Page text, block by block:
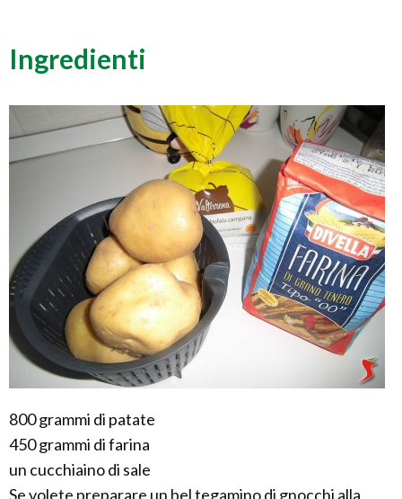
Ingredienti
800 grammi di patate
450 grammi di farina
un cucchiaino di sale
Se volete preparare un bel tegamino di gnocchi alla